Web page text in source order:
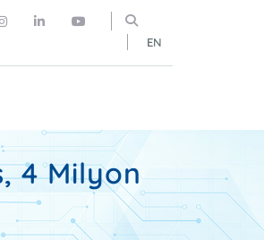
EN
4 Milyon